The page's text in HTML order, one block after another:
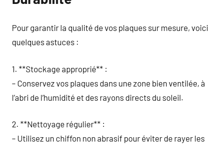
Pour garantir la qualité de vos plaques sur mesure, voici
quelques astuces :
1. **Stockage approprié** :
– Conservez vos plaques dans une zone bien ventilée, à
l’abri de l’humidité et des rayons directs du soleil.
2. **Nettoyage régulier** :
– Utilisez un chiffon non abrasif pour éviter de rayer les